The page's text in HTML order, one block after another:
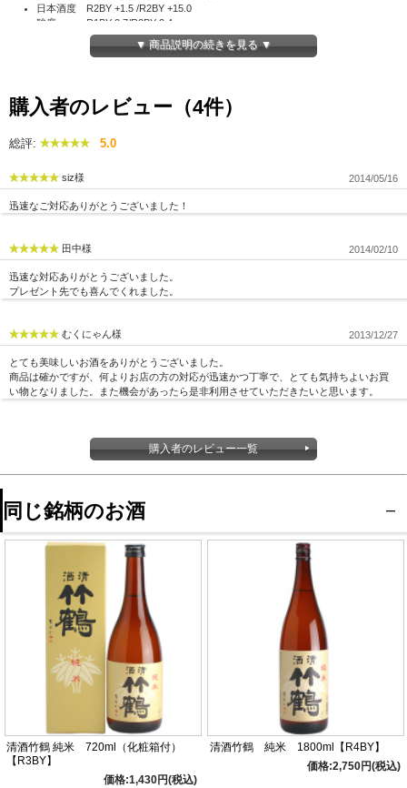
日本酒度 R2BY +1.5 /R2BY +15.0
酸度 R1BY 2.7/R2BY 2.4
アミノ酸度 R1BY 3.7/R2BY 2.7
原料米 竹原市大和町産 雄町（契約栽培）
▼ 商品説明の続きを見る ▼
購入者のレビュー（4件）
総評: 5.0
siz様 2014/05/16
迅速なご対応ありがとうございました！
田中様 2014/02/10
迅速な対応ありがとうございました。
プレゼント先でも喜んでくれました。
むくにゃん様 2013/12/27
とても美味しいお酒をありがとうございました。
商品は確かですが、何よりお店の方の対応が迅速かつ丁寧で、とても気持ちよいお買
い物となりました。また機会があったら是非利用させていただきたいと思います。
購入者のレビュー一覧
同じ銘柄のお酒
清酒竹鶴 純米 720ml（化粧箱付）
【R3BY】
価格:1,430円(税込)
清酒竹鶴 純米 1800ml【R4BY】
価格:2,750円(税込)